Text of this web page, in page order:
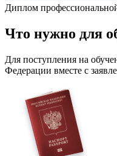
Диплом
Что нужно для
Для поступления на
Федерации вместе с